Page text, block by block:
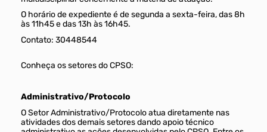
O horário de expediente é de segunda a sexta-feira, das 8h
às 11h45 e das 13h às 16h45.
Contato: 30448544
Conheça os setores do CPSO:
Administrativo/Protocolo
O Setor Administrativo/Protocolo atua diretamente nas
atividades dos demais setores dando apoio técnico